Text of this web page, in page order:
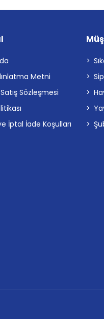
Metni
Sözleşmesi
İptal İade Koşulları